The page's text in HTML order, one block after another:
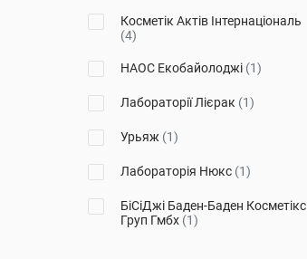
Косметік Актів Інтернаціональ
(4)
НАОС Екобайолоджі (1)
Лабораторії Лієрак (1)
Урьяж (1)
Лабораторія Нюкс (1)
БіСіДжі Баден-Баден Косметікс
Груп Гмбх (1)